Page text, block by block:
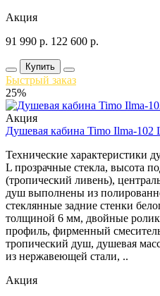
Акция
91 990 р. 122 600 р.
Купить
Быстрый заказ
25%
Акция
Душевая кабина Timo Ilma-102
Технические характеристики
L прозрачные стекла, высота
(тропический ливень),
душ выполнены из
стеклянные задние стенки
толщиной 6 мм, двойные
профиль, фирменный
тропический душ, душевая
из нержавеющей стали, ..
Акция